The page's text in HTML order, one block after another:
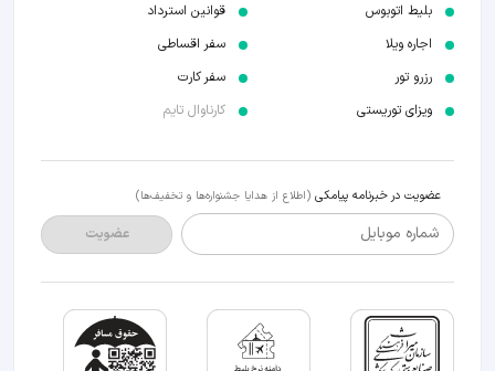
بلیط اتوبوس
اجاره ویلا
رزرو تور
ویزای توریستی
قوانین استرداد
سفر اقساطی
سفر کارت
کارناوال تایم
عضویت در خبرنامه پیامکی (اطلاع از هدایا جشنواره‌ها و تخفیف‌ها)
شماره موبایل عضویت